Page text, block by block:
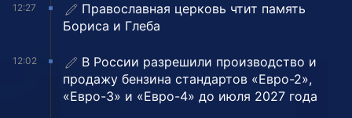
12:27
Православная церковь чтит память
Бориса и Глеба
12:02
В России разрешили производство и
продажу бензина стандартов «Евро-2»,
«Евро-3» и «Евро-4» до июля 2027 года